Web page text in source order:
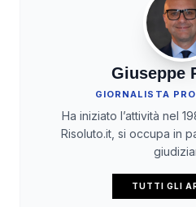
Giuseppe
GIORNALISTA
Ha iniziato l’attività nel
Risoluto.it, si occupa in
TUTTI GLI